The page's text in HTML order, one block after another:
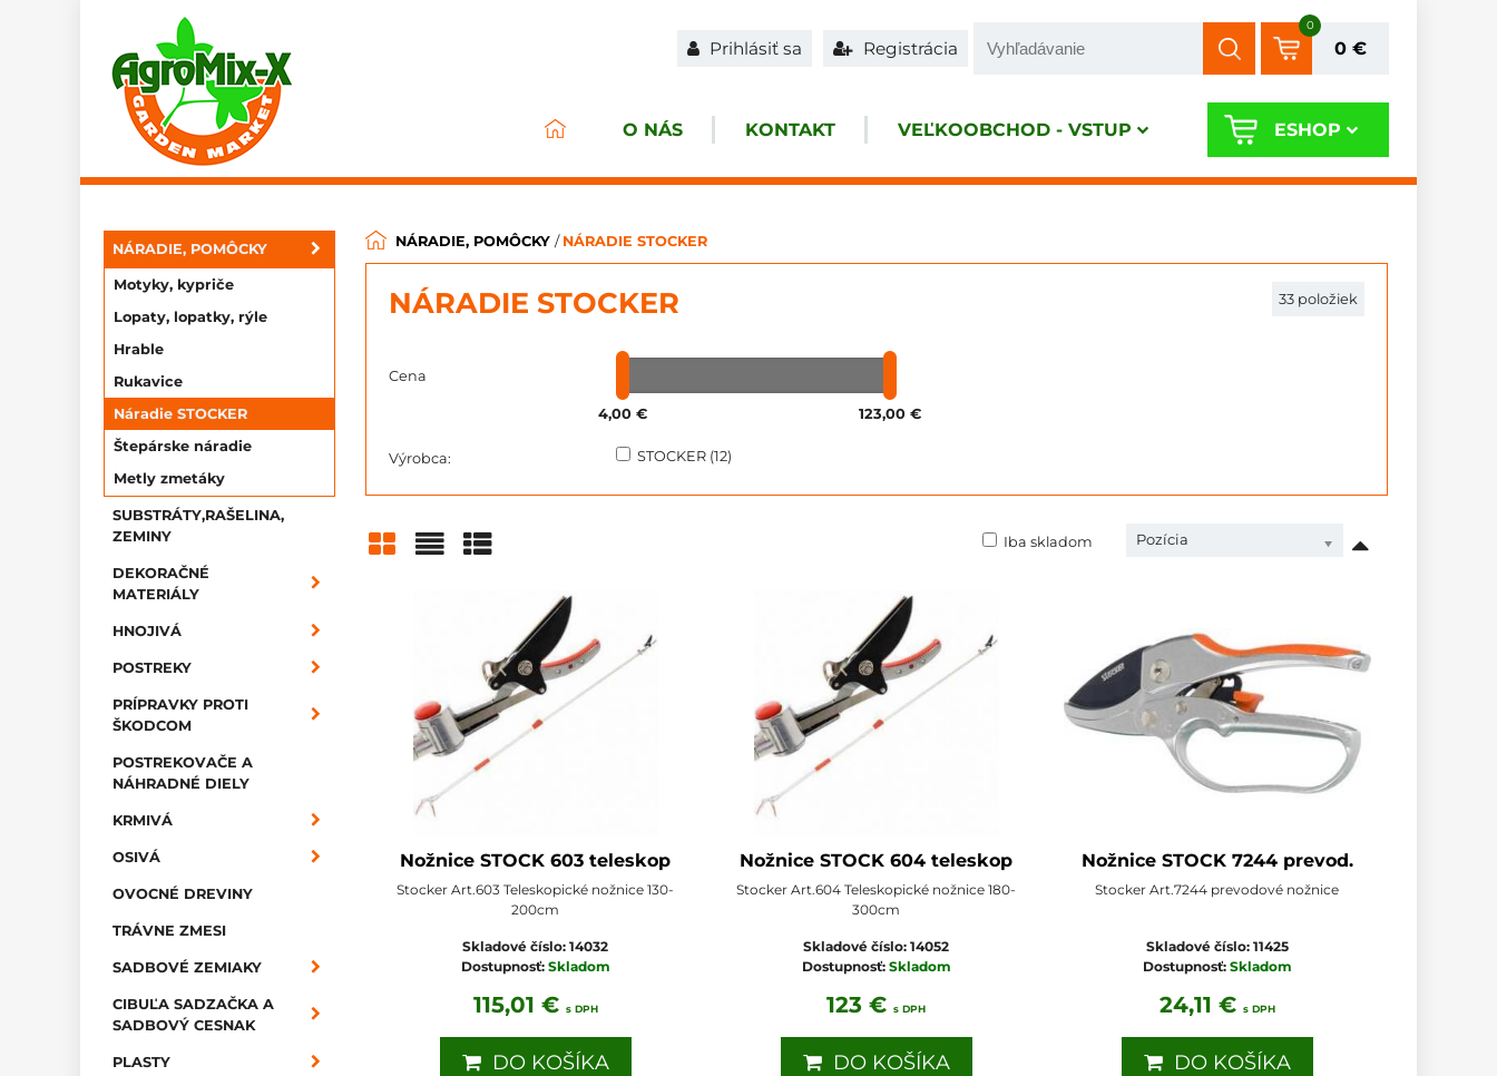
Prihlásiť sa Registrácia
0
0 €
O NÁS KONTAKT VEĽKOOBCHOD - VSTUP ESHOP
NÁRADIE, POMÔCKY / NÁRADIE STOCKER
NÁRADIE STOCKER 33 položiek
Cena
4,00 € 123,00 €
Výrobca: STOCKER (12)
Tabuľka
Pozícia
Iba skladom
Nožnice STOCK 603 teleskop
Stocker Art.603 Teleskopické nožnice 130-
200cm
Skladové číslo:14032
Dostupnosť: Skladom
115,01 € s DPH
DO KOŠÍKA
Nožnice STOCK 604 teleskop
Stocker Art.604 Teleskopické nožnice 180-
300cm
Skladové číslo:14052
Dostupnosť: Skladom
123 €s DPH
DO KOŠÍKA
Nožnice STOCK 7244 prevod.
Stocker Art.7244 prevodové nožnice
Skladové číslo: 11425
Dostupnosť: Skladom
24,11 € s DPH
DO KOŠÍKA
NÁRADIE, POMÔCKY
Motyky, kypriče
Lopaty, lopatky, rýle
Hrable
Rukavice
Náradie STOCKER
Štepárske náradie
Metly zmetáky
SUBSTRÁTY,RAŠELINA,
ZEMINY
DEKORAČNÉ
MATERIÁLY
HNOJIVÁ
POSTREKY
PRÍPRAVKY PROTI
ŠKODCOM
POSTREKOVAČE A
NÁHRADNÉ DIELY
KRMIVÁ
OSIVÁ
OVOCNÉ DREVINY
TRÁVNE ZMESI
SADBOVÉ ZEMIAKY
CIBUĽA SADZAČKA A
SADBOVÝ CESNAK
PLASTY